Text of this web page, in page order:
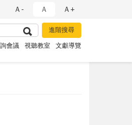
Ａ- Ａ Ａ+
會議 視聽教室 文獻導覽